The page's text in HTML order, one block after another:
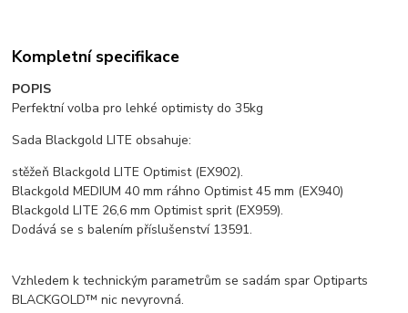
Kompletní specifikace
POPIS
Perfektní volba pro lehké optimisty do 35kg
Sada Blackgold LITE obsahuje:
stěžeň Blackgold LITE Optimist (EX902).
Blackgold MEDIUM 40 mm ráhno Optimist 45 mm (EX940)
Blackgold LITE 26,6 mm Optimist sprit (EX959).
Dodává se s balením příslušenství 13591.
Vzhledem k technickým parametrům se sadám spar Optiparts
BLACKGOLD™ nic nevyrovná.